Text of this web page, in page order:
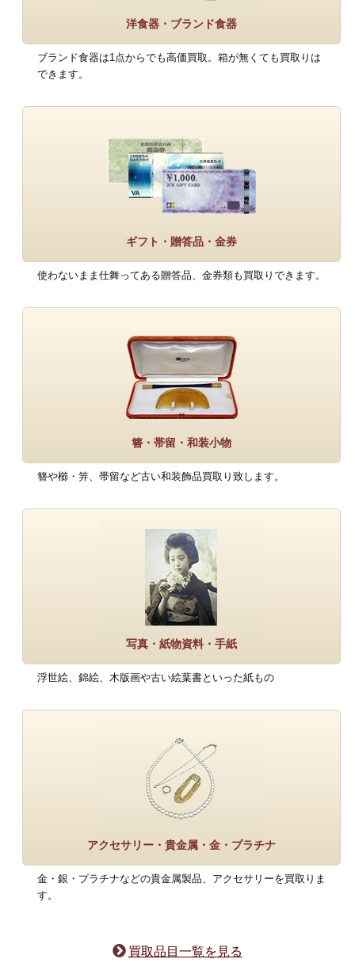
洋食器・ブランド食器
ブランド食器は1点からでも高価買取。箱が無くても買取りは
できます。
ギフト・贈答品・金券
使わないまま仕舞ってある贈答品、金券類も買取りできます。
簪・帯留・和装小物
簪や櫛・笄、帯留など古い和装飾品買取り致します。
写真・紙物資料・手紙
浮世絵、錦絵、木版画や古い絵葉書といった紙もの
アクセサリー・貴金属・金・プラチナ
金・銀・プラチナなどの貴金属製品、アクセサリーを買取りま
す。
買取品目一覧を見る